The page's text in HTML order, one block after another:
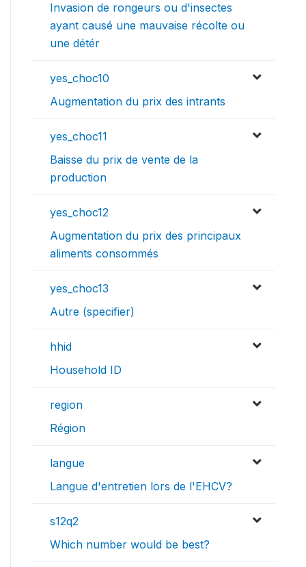
Invasion de rongeurs ou d'insectes
ayant causé une mauvaise récolte ou
une détér
yes_choc10
Augmentation du prix des intrants
yes_choc11
Baisse du prix de vente de la
production
yes_choc12
Augmentation du prix des principaux
aliments consommés
yes_choc13
Autre (specifier)
hhid
Household ID
region
Région
langue
Langue d'entretien lors de l'EHCV?
s12q2
Which number would be best?